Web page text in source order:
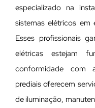
especializado na
sistemas elétricos em
Esses profissionais
elétricas estejam
conformidade com
prediais oferecem
de iluminação,